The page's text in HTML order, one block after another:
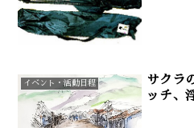
イベント・活動日程
サクラ
ッチ、